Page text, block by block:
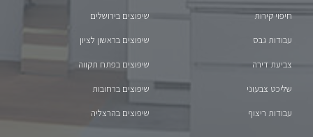
חיפוי קירות
עבודות גבס
צביעת דירה
שליכט צבעוני
עבודות ריצוף
שיפוצים בירושלים
שיפוצים בראשון לציון
שיפוצים בפתח תקווה
שיפוצים ברחובות
שיפוצים בהרצליה